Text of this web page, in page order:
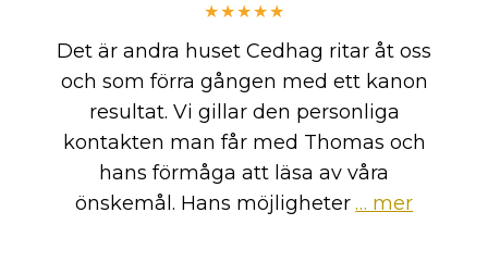
★★★★★
Det är andra huset Cedhag ritar åt oss
och som förra gången med ett kanon
resultat. Vi gillar den personliga
kontakten man får med Thomas och
hans förmåga att läsa av våra
önskemål. Hans möjligheter … mer